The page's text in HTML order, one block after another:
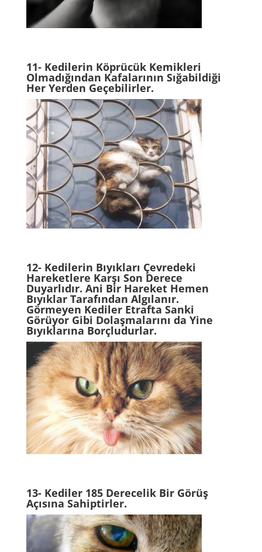
11- Kedilerin Köprücük Kemikleri
Olmadığından Kafalarının Sığabildiği
Her Yerden Geçebilirler.
12- Kedilerin Bıyıkları Çevredeki
Hareketlere Karşı Son Derece
Duyarlıdır. Ani Bir Hareket Hemen
Bıyıklar Tarafından Algılanır.
Görmeyen Kediler Etrafta Sanki
Görüyor Gibi Dolaşmalarını da Yine
Bıyıklarına Borçludurlar.
13- Kediler 185 Derecelik Bir Görüş
Açısına Sahiptirler.